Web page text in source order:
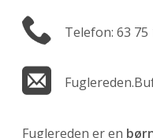
Telefon: 63 75
Fuglereden er en